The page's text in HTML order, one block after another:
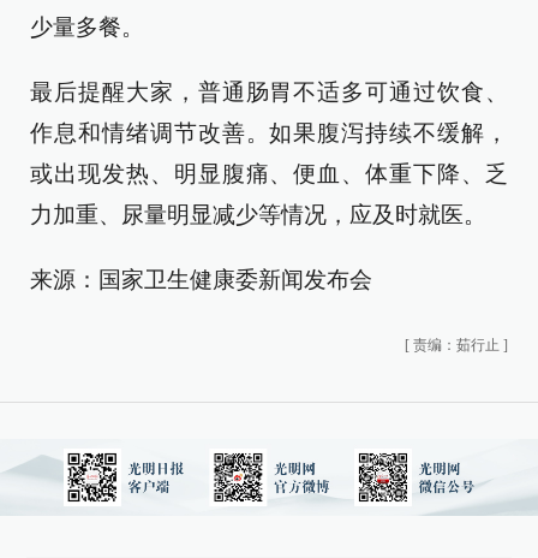
少量多餐。
最后提醒大家，普通肠胃不适多可通过饮食、
作息和情绪调节改善。如果腹泻持续不缓解，
或出现发热、明显腹痛、便血、体重下降、乏
力加重、尿量明显减少等情况，应及时就医。
来源：国家卫生健康委新闻发布会
[ 责编：茹行止 ]